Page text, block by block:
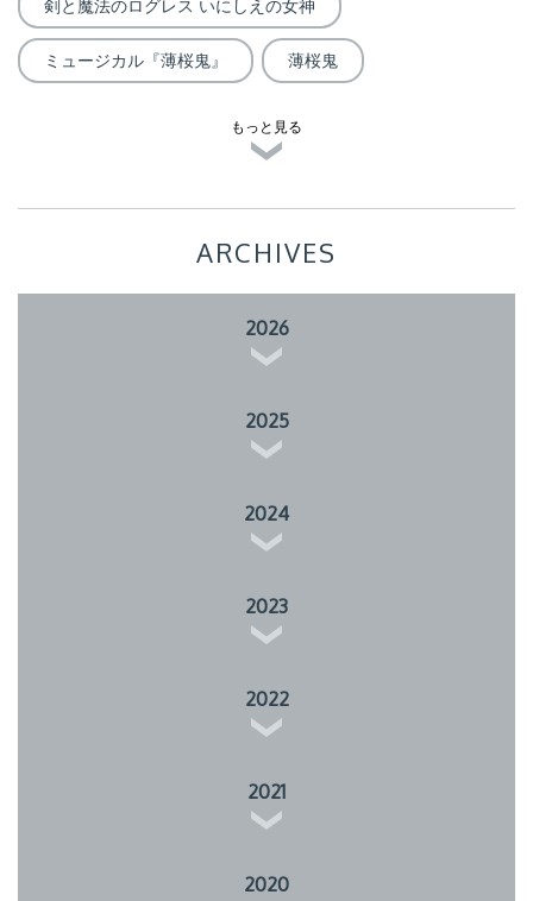
剣と魔法のログレス いにしえの女神
ミュージカル『薄桜鬼』 薄桜鬼
もっと見る
ARCHIVES
2026
2025
2024
2023
2022
2021
2020